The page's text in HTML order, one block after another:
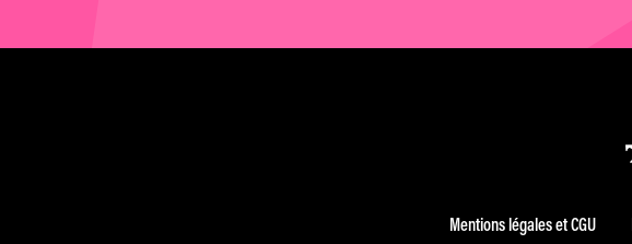
Mentions légales et CGU